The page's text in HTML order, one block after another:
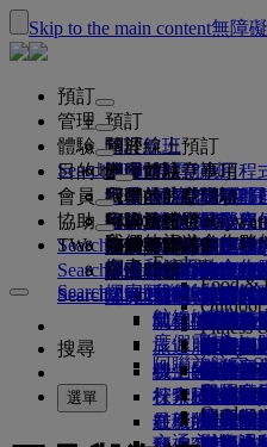
Skip to the main content無障
預訂
預訂
預訂航班
搜尋航班
阿聯酋
精選票
特別優
行程規劃
預訂旅
行程及
旅遊服務
迎賓服
link in a
杜拜轉
交通方式
關於線上預訂
阿聯酋航空應用程
阿聯酋航空
選取座
保留我
阿聯酋航空
Search flight
管理
管理
管理預訂
檢索您的預訂
取消您
變更預
選擇您
升等航
管理專
預訂便
線上報到
報到選
航班狀態
出發前注意事項
出發前注意事項
旅遊資訊
危險物
規範及
健康
適航證
飲食資
阿拉伯
杜拜國際機場
阿聯酋
行李
行李資訊
行李資訊
託運行
隨身行
購買更
額外托
杜拜行
行李延誤或
簽證及護照
瞭解簽證規定
簽證和護照
美國旅
阿拉伯聯合
Search flight
體驗
機上體驗
您乘坐的航班有哪
機艙特色
頭等艙
商務艙
豪華經
經濟艙
在機上
機上娛樂
ice 提
ice 直
阿聯酋航空體驗
你的旅行在此啟程
阿聯酋航空
專車接
阿聯酋
季節性
無接觸
我們的貴賓
頭等艙
商務艙
家族旅行
全家一起出遊
規劃家族旅遊
無成人
懷孕
行李限
兒童與
汽車安
在機場
飛悅卓越
飛悅卓越
飛悅卓越的
關於我們
關於我們
我們的歷史
媒體中
link in a
集團公
安全
財務透
Search flight
目的地
我們的航點
目的地
我們的航點
亞太地
美洲
非洲
歐洲
中東地
探索杜拜
最新的航點
Explore Dubai
Explore Dubai
Explore
Food &
Fitness
Culture
Beach
Family
我們的旅遊合作夥
空中和地面的合作
我們的旅遊
澳洲航
flydubai
阿聯酋航空
探索
探索阿聯酋航空航
航線地圖
度假靈感
海灘目
野生動
歷史與
城市小
Search flight
會員
阿聯酋航空
加入阿聯酋航空
有關阿聯酋
會員等
flydubai
現金 +
數位會
我的家
使用哩
申領哩
商務獎勵計劃
註冊你的公司
商務獎勵計劃
註冊你
登入商
權益
計劃運
常見問
Search flight
協助
協助與聯絡
協助與聯絡
協助與聯絡
變更或
簽證和
意見回
行李延
杜拜轉
提出問題
常見問題集
常見問題
透過阿
我們的
我們的
特殊協
Search flight
TW
搜尋
選單